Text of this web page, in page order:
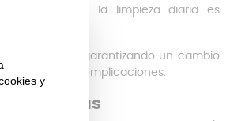
, donde la limpieza diaria es
de polvo y garantizando un cambio
libre de complicaciones.